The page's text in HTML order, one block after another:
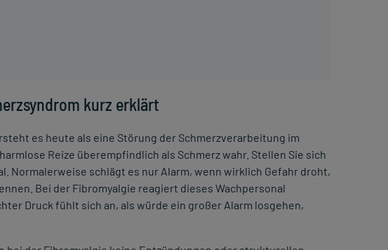
kurz erklärt
es heute als eine Störung der Schmerzverarbeitung im
Reize überempfindlich als Schmerz wahr. Stellen Sie sich
Normalerweise schlägt es nur Alarm, wenn wirklich Gefahr droht,
Bei der Fibromyalgie reagiert dieses Wachpersonal
Druck fühlt sich an, als würde ein großer Alarm losgehen,